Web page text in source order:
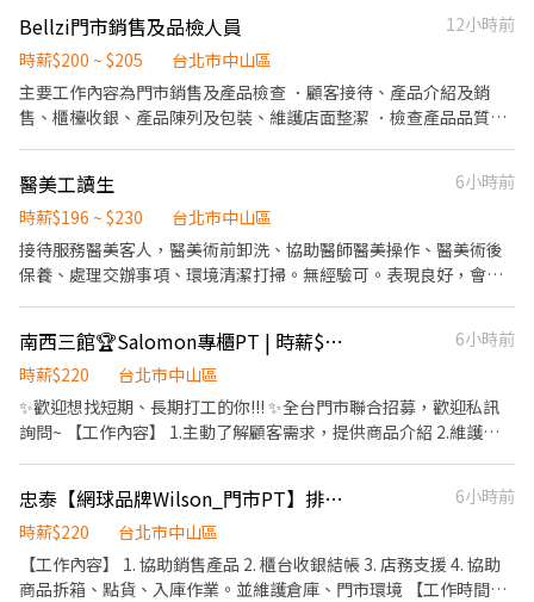
8/12（三） 18:00-22:00 ・8/17（一） 18:00-22:00 【早班】 🔄 需
跑點門市： ・大同/中山區域多點（依當日貨量指示） ・
8/15（六） 07:30‐11:30 ・8/16（日） 07:30‐11:30 ・
8/20（四） 07:30‐11:30 ・8/21（五） 07:30‐11:30 ・
8/23（日） 07:30‐11:30 💰 時薪：248元／小時 (不需要一天全部
門市都跑點，會依照當天實際貨量狀況並依照主管指示) . 報到門市:
大同靜修 大同萬全 大同圓環 大同西寧北 大同延二 大同寧夏 大同長
慶 中山農安 中山下埤 中山五常 中山行天宮 中山中原 中山吉林二 中
山新壽 中山晴光 中山天祥 中山中吉 中山中安 中山錦州 中山四平 中
山新福 中山錦北 中山新中原 中山伊通 中山一江 中山雙城 中山錦原
📅 缺額日期： 【晚班】 🔄 需跑點門市： ・大同/中山區域多點（依
當日貨量指示） ・8/18（二） 18:00-22:00 ・8/20（四） 18:00-
22:00 【早班】 🔄 需跑點門市： ・大同/中山區域多點（依當日貨量
指示） ・8/11（二） 07:30‐11:30 ・8/17（一） 07:30‐11:30 ・
8/18（二） 07:30‐11:30 ・8/19（三） 07:30‐11:30 ・
況並依照主管指示)
✈✈✈✈✈✈✈✈✈✈ ━━━╯ ⭕【上班時間】 工作時間： ❷早班兼
職PT： 11:00 -17:30 (6H) ❷晚班兼職PT： 16:15 - 22:45 (6H) 、
18:45 - 22:45(4H-平4假6) ✨智取店(工作時段不同) : 早班0700-
1200 / 0730-1230/ 0800-1300 /0830-1330 (每班別約跑2-4家店)
班 分為早班及晚班兩段班 07:00-13:30 ＆ 17:30-00:00 ⚠️每週約排
班2-4天（含六或日可配合1天） ✨【休假制度】： ➡️休假福利：輪
班月排休8-10天依紅字 / PT依門市排班 ＝＝＝＝＝＝＝＝＝＝＝＝
＝＝＝＝＝＝＝＝＝＝＝＝＝＝ ✨➡️工作內容： 【提供完整有算時
薪~線上教育訓練及店面實習】 1.負責包裹收寄、搬運、盤點、理貨
等 2.提供顧客接待、收銀結帳等服務 3.維持門市作業區環境、清潔
維護作業 4.會需配合同區域其他門市支援 ⚡【實習完畢未來會一人
當班要能接受哦】 ------------------------------------ ⭕智取店為
無人商店~智取店門市店點移動門市上架分貨，偶會支援鄰近有人店
門市 (需有交通工具哦) ⭕1.負責包裹收寄、搬運、盤點、理貨等
⭕2.負責商品銷售、上架排面、進貨、補貨 ⭕3.維持門市作業區環
境、清潔維護作業 ⭕需可支援單日跑點、門市支援(需有交通工
具)：一天跑點約2-4家鄰近門市/跑點距離10公里內 ⚡【實習完畢未
來會一人當班要能接受哦】 ➡️應徵時請務必說明要應徵哪間門市喔
~ (應徵人數過多,故名額不一請在洽詢) ⭐️有人店: 中山吉林店 台北市
中山區吉林路390號1樓 中山長安店 台北市中山區長安東路二段
169-8號1樓 中山林森店 台北市中山區林森北路594號1樓 中山龍江
Bellzi門市銷售及品檢人員
12小時前
時薪$200 ~ $205
台北市中山區
主要工作內容為門市銷售及產品檢查 ．顧客接待、產品介紹及銷
售、櫃檯收銀、產品陳列及包裝、維護店面整潔 ．檢查產品品質及
品盤點 ．其他主管交辦事項 有門市銷售或產品檢查經驗者為佳。 需
能同時配合平日班及假日班，平日班上手後會再安排假日班，假日
採輪班，且需獨立顧店。 目前假日為週六營業，週日店休。 每月最
少可以排班60小時(含)以上。 短期希望最少可配合三個月(含)以
醫美工讀生
6小時前
時薪$196 ~ $230
台北市中山區
接待服務醫美客人，醫美術前卸洗、協助醫師醫美操作、醫美術後
保養、處理交辦事項、環境清潔打掃。無經驗可。表現良好，會另
南西三館🏆Salomon專櫃PT | 時薪$220 | 休息時間計薪_203
6小時前
時薪$220
台北市中山區
✨歡迎想找短期、長期打工的你!!! ✨全台門市聯合招募，歡迎私訊
詢問~ 【工作內容】 1.主動了解顧客需求，提供商品介紹 2.維護門
互動。
忠泰【網球品牌Wilson_門市PT】排班彈性/休息時間計薪_203
6小時前
時薪$220
台北市中山區
【工作內容】 1. 協助銷售產品 2. 櫃台收銀結帳 3. 店務支援 4. 協助
商品拆箱、點貨、入庫作業。並維護倉庫、門市環境 【工作時間】